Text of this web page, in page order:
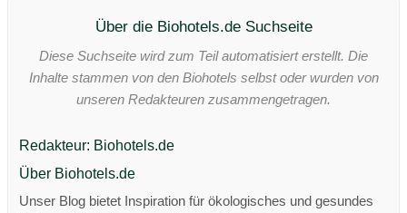
Über die Biohotels.de Suchseite
Diese Suchseite wird zum Teil automatisiert erstellt. Die
Inhalte stammen von den Biohotels selbst oder wurden von
unseren Redakteuren zusammengetragen.
Redakteur: Biohotels.de
Über Biohotels.de
Unser Blog bietet Inspiration für ökologisches und gesundes